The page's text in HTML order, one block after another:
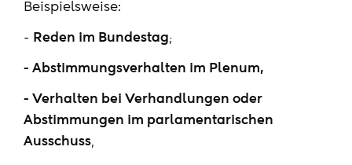
Beispielsweise:
- Reden im Bundestag;
- Abstimmungsverhalten im Plenum,
- Verhalten bei Verhandlungen oder
Abstimmungen im parlamentarischen
Ausschuss,